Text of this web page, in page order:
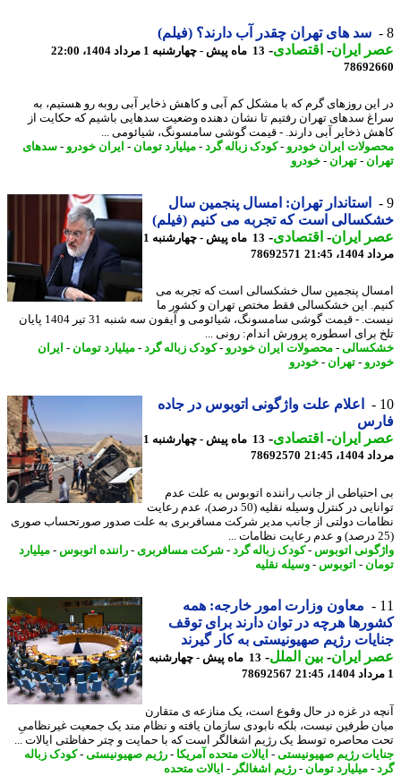
سد های تهران چقدر آب دارند؟ (فیلم)
ایران- اقتصادی-13 ماه پیش - چهارشنبه 1 مرداد 1404، 22:00
روزهای گرم که با مشکل کم آبی و کاهش ذخایر آبی روبه رو هستیم، به
سدهای تهران رفتیم تا نشان دهنده وضعیت سدهایی باشیم که حکایت از
ذخایر آبی دارند. - قیمت گوشی سامسونگ، شیائومی ...
ایران خودرو-کودک زباله گرد-میلیارد تومان-ایران خودرو-سدهای
- تهران- خودرو
استاندار تهران: امسال پنجمین سال
است که تجربه می کنیم (فیلم)
ایران- اقتصادی-
13 ماه پیش - چهارشنبه 1
21:45
78692571
پنجمین سال خشکسالی است که تجربه می
این خشکسالی فقط مختص تهران و کشور ما
نیست. - قیمت گوشی سامسونگ، شیائومی و آیفون سه شنبه 31 تیر 1404 پایان
برای اسطوره پرورش اندام: رونی ...
-محصولات ایران خودرو-کودک زباله گرد-میلیارد تومان-ایران
-تهران- خودرو
اعلام علت واژگونی اتوبوس در جاده
ایران- اقتصادی-
13 ماه پیش - چهارشنبه 1
21:45
78692570
از جانب راننده اتوبوس به علت عدم
توانایی در کنترل وسیله نقلیه (50 درصد)، عدم رعایت
دولتی از جانب مدیر شرکت مسافربری به علت صدور صورتحساب صوری
اتوبوس-کودک زباله گرد-شرکت مسافربری - راننده اتوبوس-میلیارد
-اتوبوس-وسیله نقلیه
معاون وزارت امور خارجه: همه
هرچه در توان دارند برای توقف
رژیم صهیونیستی به کار گیرند
ایران- بین الملل-
13 ماه پیش - چهارشنبه
78692567
در غزه در حال وقوع است، یک منازعه ی متقارن
طرفین نیست، بلکه نابودی سازمان یافته و نظام مند یک جمعیت غیرنظامیِ
محاصره توسط یک رژیم اشغالگر است که با حمایت و چتر حفاظتی ایالات ...
رژیم صهیونیستی-ایالات متحده آمریکا- رژیم صهیونیستی-کودک زباله
-میلیارد تومان-رژیم اشغالگر-ایالات متحده